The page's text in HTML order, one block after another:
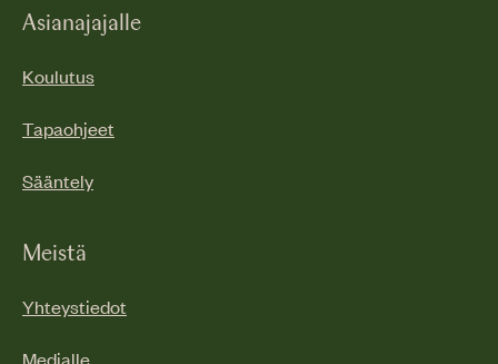
Asianajajalle
Koulutus
Tapaohjeet
Sääntely
Meistä
Yhteystiedot
Medialle